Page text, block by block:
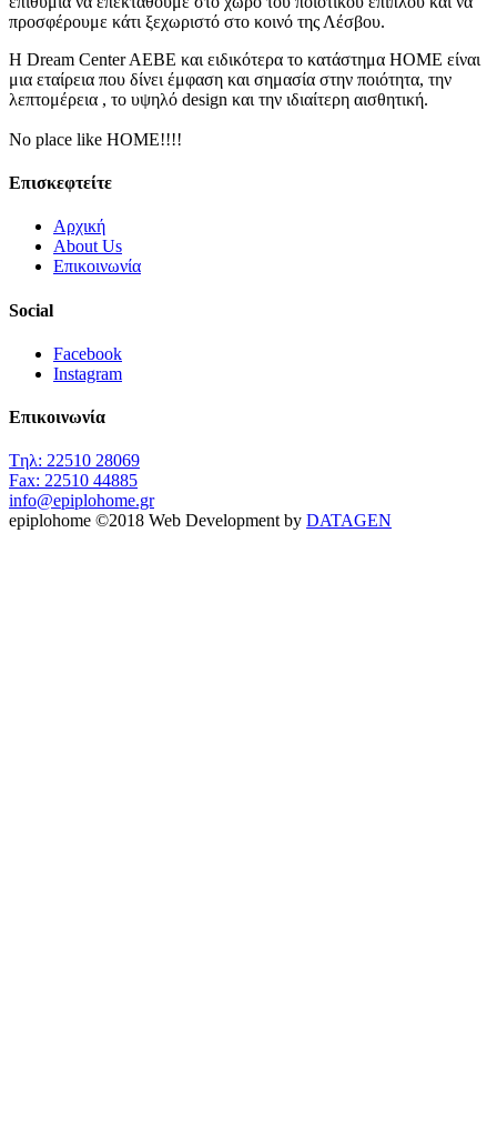
προσφέρουμε κάτι ξεχωριστό στο κοινό της Λέσβου.
Η Dream Center AEBE και ειδικότερα το κατάστημα ΗΟΜΕ είναι
μια εταίρεια που δίνει έμφαση και σημασία στην ποιότητα, την
λεπτομέρεια , το υψηλό design και την ιδιαίτερη αισθητική.
No place like HOME!!!!
Επισκεφτείτε
Αρχική
About Us
Επικοινωνία
Social
Facebook
Instagram
Επικοινωνία
Tηλ: 22510 28069
Fax: 22510 44885
info@epiplohome.gr
epiplohome ©2018 Web Development by DATAGEN